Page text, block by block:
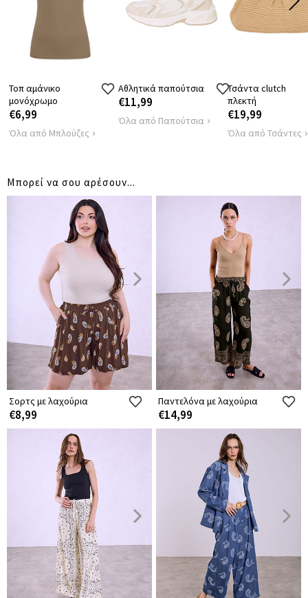
Τοπ αμάνικο
μονόχρωμο
€6,99
Όλα από Μπλούζες
Αθλητικά παπούτσια
€11,99
Όλα από Παπούτσια
Τσάντα clutch
πλεκτή
€19,99
Όλα από Τσάντες
Μπορεί να σου αρέσουν...
Σορτς με λαχούρια
€8,99
Παντελόνα με λαχούρια
€14,99